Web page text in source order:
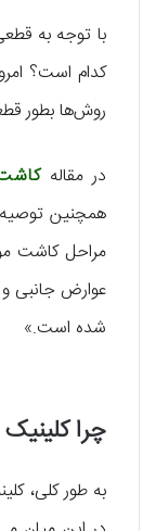
با توجه به
روش‌ها بطور
در مقاله
عوارض جانبی
شده است.»
چرا
به طور کلی،